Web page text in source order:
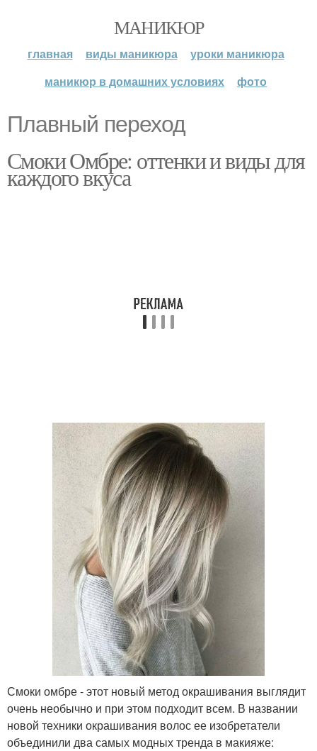
МАНИКЮР
главная виды маникюра
уроки маникюра
маникюр в домашних условиях
фото
Плавный переход
Смоки Омбре: оттенки и виды для
каждого вкуса
Смоки омбре - этот новый метод окрашивания выглядит
очень необычно и при этом подходит всем. В названии
новой техники окрашивания волос ее изобретатели
объединили два самых модных тренда в макияже: